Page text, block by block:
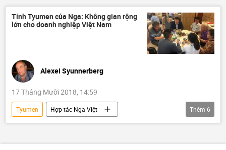
sản xuất
môi trường
năng lượng
Thế giới
Tỉnh Tyumen của Nga: Không gian rộng
lớn cho doanh nghiệp Việt Nam
Alexei Syunnerberg
17 Tháng Mười 2018, 14:59
Tyumen
Hợp tác Nga-Việt
Quan điểm-Ý kiến
Liên bang Nga
Thêm 6